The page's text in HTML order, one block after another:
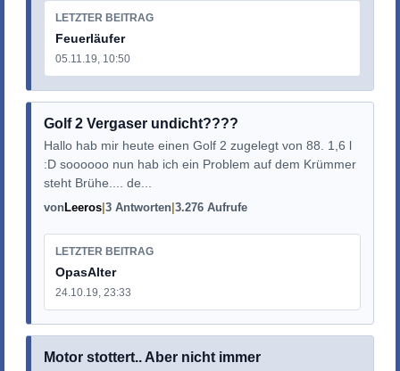
LETZTER BEITRAG
Feuerläufer
05.11.19, 10:50
Golf 2 Vergaser undicht????
Hallo hab mir heute einen Golf 2 zugelegt von 88. 1,6 l
:D soooooo nun hab ich ein Problem auf dem Krümmer
steht Brühe.... de...
vonLeeros 3 Antworten 3.276 Aufrufe
LETZTER BEITRAG
OpasAlter
24.10.19, 23:33
Motor stottert.. Aber nicht immer